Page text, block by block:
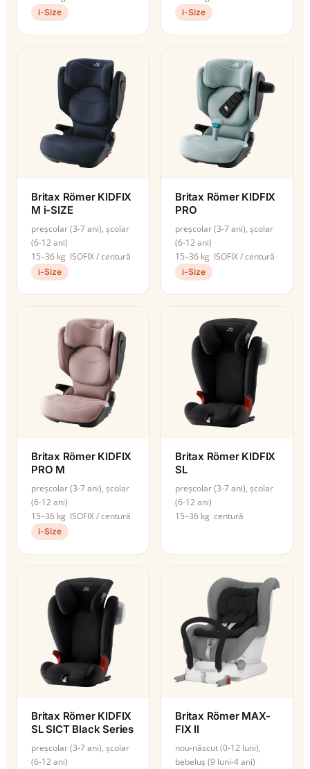
i-Size i-Size
Britax Römer KIDFIX
M i-SIZE
preșcolar (3-7 ani), școlar
(6-12 ani)
15–36 kg ISOFIX / centură
i-Size
Britax Römer KIDFIX
PRO
preșcolar (3-7 ani), școlar
(6-12 ani)
15–36 kg ISOFIX / centură
i-Size
Britax Römer KIDFIX
PRO M
preșcolar (3-7 ani), școlar
(6-12 ani)
15–36 kg ISOFIX / centură
i-Size
Britax Römer KIDFIX
SL
preșcolar (3-7 ani), școlar
(6-12 ani)
15–36 kg centură
Britax Römer KIDFIX
SL SICT Black Series
preșcolar (3-7 ani), școlar
(6-12 ani)
Britax Römer MAX-
FIX II
nou-născut (0-12 luni),
bebeluș (9 luni-4 ani)